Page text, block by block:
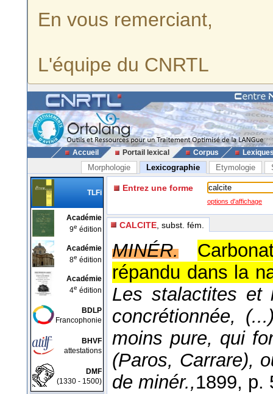
En vous remerciant,
L'équipe du CNRTL
Accueil Portail lexical Corpus
Morphologie Lexicographie Etymologie
TLFi
Académie
9e édition
Académie
8e édition
Académie
4e édition
BDLP
Francophonie
BHVF
attestations
DMF
(1330 - 1500)
Entrez une forme
options d'affichage
CALCITE , subst. fém.
MINÉR.
répandu dans la
Les stalactites et
concrétionnée,
moins pure, qui
(Paros, Carrare),
de minér.,1899, p.